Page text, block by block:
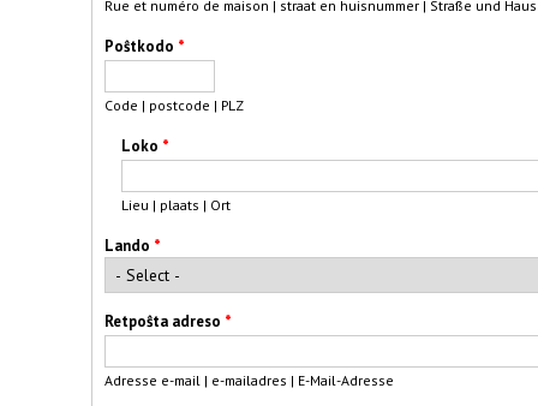
Rue et numéro de maison | straat en huisnummer | Straße und
Poŝtkodo *
Code | postcode | PLZ
Loko *
Lieu | plaats | Ort
Lando *
Retpoŝta adreso *
Adresse e-mail | e-mailadres | E-Mail-Adresse